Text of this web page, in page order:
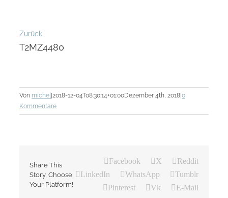
Zurück
T2MZ4480
Von michel |2018-12-04T08:30:14+01:00Dezember 4th, 2018|0
Kommentare
Share This
Story, Choose
Your Platform!
Facebook X
Reddit
LinkedIn
WhatsApp
Tumblr
Pinterest
Vk E-Mail